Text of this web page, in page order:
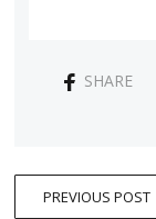
SHARE
PREVIOUS POST